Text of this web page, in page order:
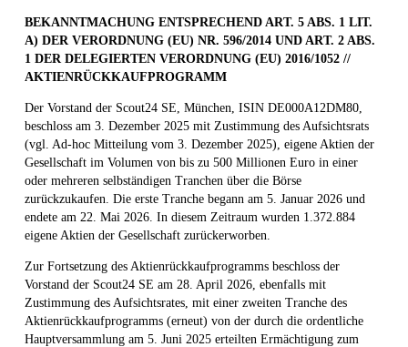
BEKANNTMACHUNG ENTSPRECHEND ART. 5 ABS. 1 LIT.
A) DER VERORDNUNG (EU) NR. 596/2014 UND ART. 2 ABS.
1 DER DELEGIERTEN VERORDNUNG (EU) 2016/1052 //
AKTIENRÜCKKAUFPROGRAMM
Der Vorstand der Scout24 SE, München, ISIN DE000A12DM80,
beschloss am 3. Dezember 2025 mit Zustimmung des Aufsichtsrats
(vgl. Ad-hoc Mitteilung vom 3. Dezember 2025), eigene Aktien der
Gesellschaft im Volumen von bis zu 500 Millionen Euro in einer
oder mehreren selbständigen Tranchen über die Börse
zurückzukaufen. Die erste Tranche begann am 5. Januar 2026 und
endete am 22. Mai 2026. In diesem Zeitraum wurden 1.372.884
eigene Aktien der Gesellschaft zurückerworben.
Zur Fortsetzung des Aktienrückkaufprogramms beschloss der
Vorstand der Scout24 SE am 28. April 2026, ebenfalls mit
Zustimmung des Aufsichtsrates, mit einer zweiten Tranche des
Aktienrückkaufprogramms (erneut) von der durch die ordentliche
Hauptversammlung am 5. Juni 2025 erteilten Ermächtigung zum